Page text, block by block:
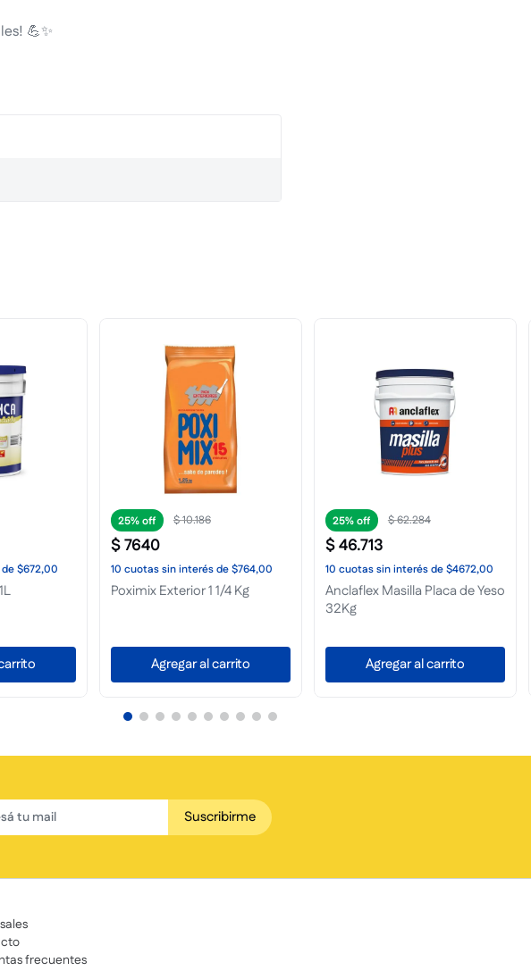
💪✨
$1594,00
Victoria
25% $108.088
$81.066
10 cuotassin interésde$8107,00
Enduido Exterior 20L
Agregar al carrito
25% $15.610
$11.708
10 cuotassin interésde$1171,00
Masilla Placa de Yeso 6K
Casablanca
Agregar al carrito
Suscribirme
frecuentes